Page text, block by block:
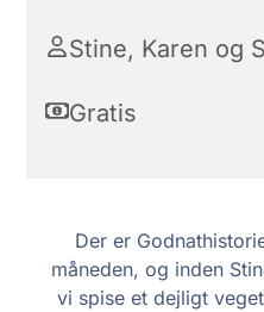
Stine, Karen og
Gratis
Der er
måneden, og inden
vi spise et dejligt